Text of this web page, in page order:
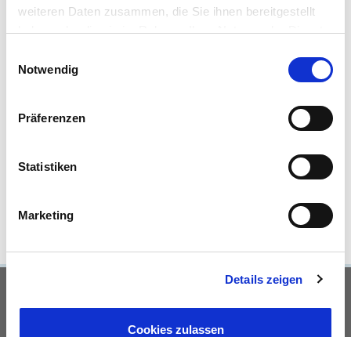
weiteren Daten zusammen, die Sie ihnen bereitgestellt
haben oder die sie im Rahmen Ihrer Nutzung der Dienste
Notwendig
Präferenzen
Statistiken
Marketing
Details zeigen
Cookies zulassen
zur Kenntnis genommen. Ich
meiner Anfrage elektronisch erhoben und gespeichert werden.
AUSZEICHNUNGEN